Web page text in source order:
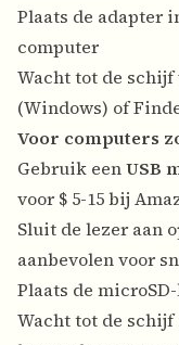
Plaats de adapter
computer
Wacht tot de
(Windows) of
Voor computers
Gebruik eenUSB
voor $ 5-15 bij
Sluit de lezer aan
aanbevolen voor
Plaats de
Wacht tot de